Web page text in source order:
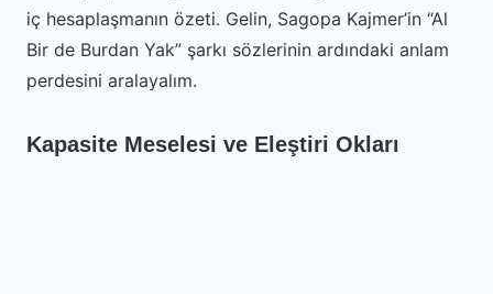
iç hesaplaşmanın özeti. Gelin, Sagopa Kajmer’in “Al
Bir de Burdan Yak” şarkı sözlerinin ardındaki anlam
perdesini aralayalım.
Kapasite Meselesi ve Eleştiri Okları